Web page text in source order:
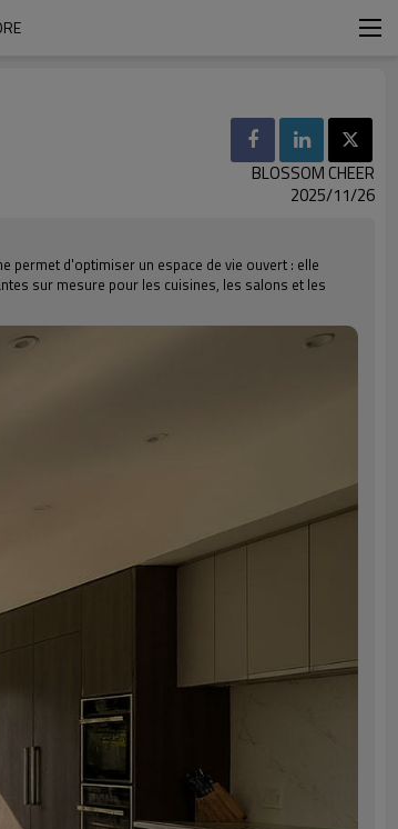
BLOSSOM CHEER
2025/11/26
permet d'optimiser un espace de vie ouvert : elle
sur mesure pour les cuisines, les salons et les